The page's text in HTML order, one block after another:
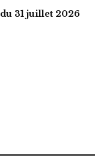
31 juillet 2026